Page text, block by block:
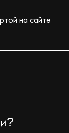
на сайте
?